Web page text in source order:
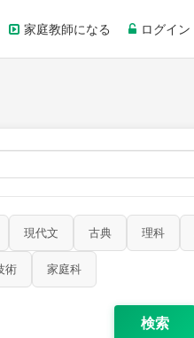
家庭教師になる ログイン
現代文 古典 理科
術 家庭科
検索
保健体育 技術 家庭科